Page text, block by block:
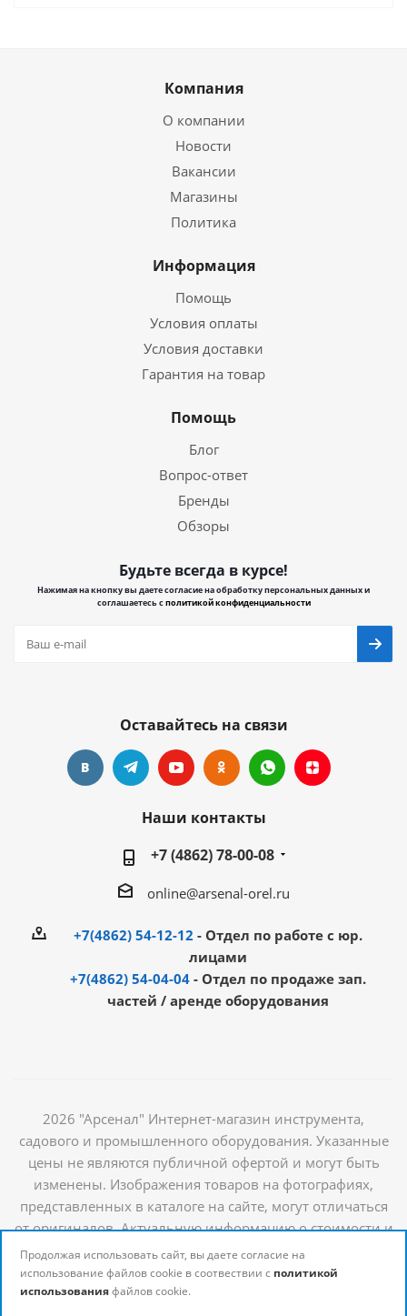
Компания
О компании
Новости
Вакансии
Магазины
Политика
Информация
Помощь
Условия оплаты
Условия доставки
Гарантия на товар
Помощь
Блог
Вопрос-ответ
Бренды
Обзоры
Будьте всегда в курсе!
Нажимая на кнопку вы даете согласие на обработку персональных данных и
соглашаетесь сполитикой конфиденциальности
Оставайтесь на связи
Наши контакты
+7 (4862) 78-00-08
online@arsenal-orel.ru
+7(4862) 54-12-12 - Отдел по работе с юр.
лицами
+7(4862) 54-04-04 - Отдел по продаже зап.
частей / аренде оборудования
2026 "Арсенал" Интернет-магазин инструмента,
садового и промышленного оборудования. Указанные
цены не являются публичной офертой и могут быть
изменены. Изображения товаров на фотографиях,
представленных в каталоге на сайте, могут отличаться
от оригиналов. Актуальную информацию о стоимости и
наличии товаров можно получить у наших
менеджеров
Продолжая использовать сайт, вы даете согласие на
использование файлов cookie в соотвествии с политикой
использованияфайлов cookie.